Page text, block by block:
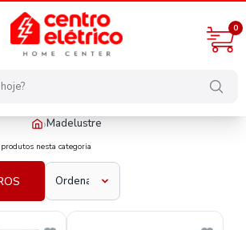
0
›Madelustre
produtos nesta categoria